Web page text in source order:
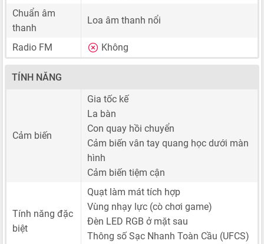
Chuẩn âm
thanh
Loa âm thanh nổi
Radio FM Không
TÍNH NĂNG
Cảm biến
Gia tốc kế
La bàn
Con quay hồi chuyển
Cảm biến vân tay quang học dưới màn
hình
Cảm biến tiệm cận
Tính năng đặc
biệt
Quạt làm mát tích hợp
Vùng nhạy lực (cò chơi game)
Đèn LED RGB ở mặt sau
Thông số Sạc Nhanh Toàn Cầu (UFCS)